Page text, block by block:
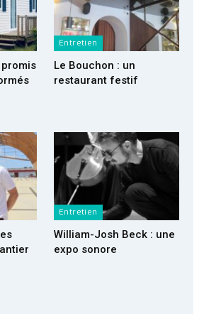
Entretien
Le Bouchon : un
restaurant festif
Entretien
William-Josh Beck : une
expo sonore